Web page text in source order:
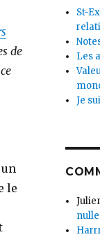
de
le
St-
Les
Je